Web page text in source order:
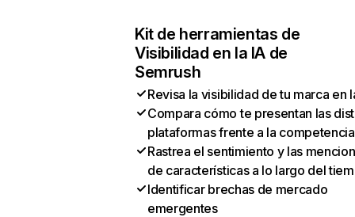
Kit de herramientas de
Visibilidad en la IA de
Semrush
Revisa la visibilidad de tu marca en
Compara cómo te presentan las
plataformas frente a la competencia
Rastrea el sentimiento y las
de características a lo largo del
Identificar brechas de mercado
emergentes